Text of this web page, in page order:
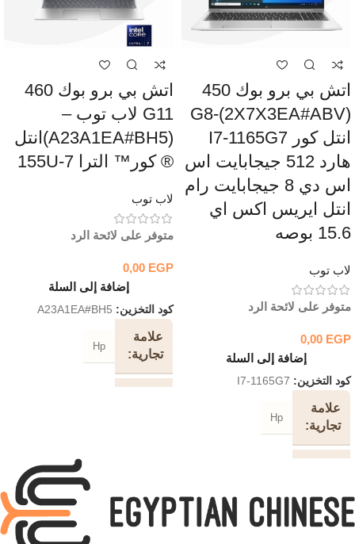
اتش بي برو بوك 450
G8-(2X7X3EA#ABV)
انتل كور I7-1165G7
هارد 512 جيجابايت اس
اس دي 8 جيجابايت رام
انتل ايريس اكس اي
15.6 بوصه
لاب توب
متوفر على لائحة الرد
0,00 EGP
إضافة إلى السلة
كود التخزين: I7-1165G7
علامة
تجارية
Hp
اتش بي برو بوك 460
G11 لاب توب –
(A23A1EA#BH5)انتل
® كور™ الترا 7-155U
لاب توب
متوفر على لائحة الرد
0,00 EGP
إضافة إلى السلة
كود التخزين: A23A1EA#BH5
علامة
تجارية
Hp